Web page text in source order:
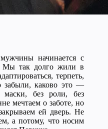
начинается с
Мы так долго жили в
терпеть,
забыли, каково это —
без роли, без
мечтаем о заботе, но
ей дверь. Не
а потому, что носим